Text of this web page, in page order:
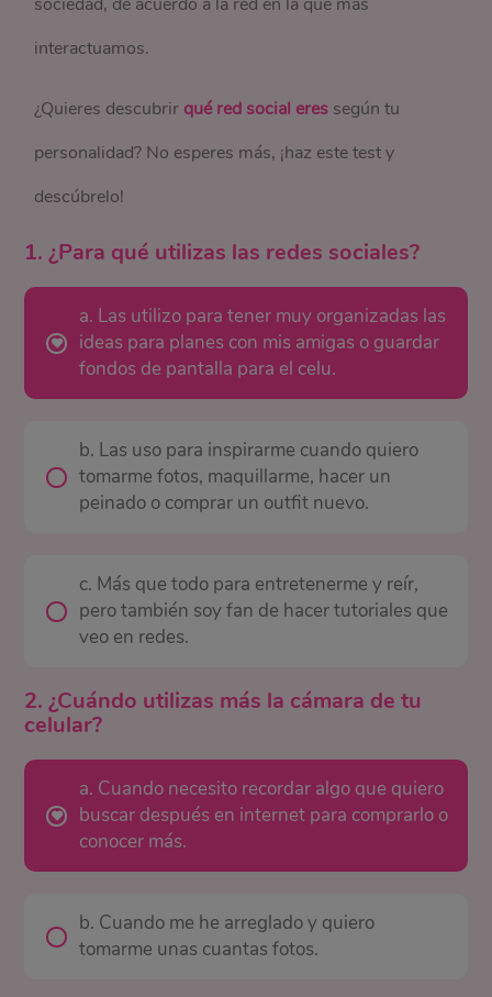
interactuamos.
¿Quieres descubrir qué red social eres según tu
personalidad? No esperes más, ¡haz este test y
descúbrelo!
1. ¿Para qué utilizas las redes sociales?
a. Las utilizo para tener muy organizadas las
ideas para planes con mis amigas o guardar
fondos de pantalla para el celu.
b. Las uso para inspirarme cuando quiero
tomarme fotos, maquillarme, hacer un
peinado o comprar un outfit nuevo.
c. Más que todo para entretenerme y reír,
pero también soy fan de hacer tutoriales que
veo en redes.
2. ¿Cuándo utilizas más la cámara de tu
celular?
a. Cuando necesito recordar algo que quiero
buscar después en internet para comprarlo o
conocer más.
b. Cuando me he arreglado y quiero
tomarme unas cuantas fotos.